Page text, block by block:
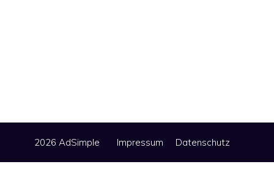
2026 AdSimple Impressum Datenschutz